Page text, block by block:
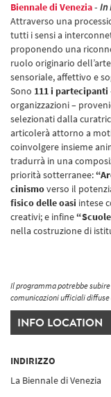
Biennale di Venezia- In
Attraverso una
tutti i sensi a
proponendo una
ruolo originario
sensoriale, affettivo e
Sono 111 i partecipanti
organizzazioni –
selezionati dalla
articolerà attorno a
coinvolgere insieme
tradurrà in una
priorità sotterranee:
cinismoverso il
fisico delle oasi intese
creativi; e infine
nella costruzione di
Il programma potrebbe
comunicazioni ufficiali
INFO LOCATION
INDIRIZZO
La Biennale di Venezia